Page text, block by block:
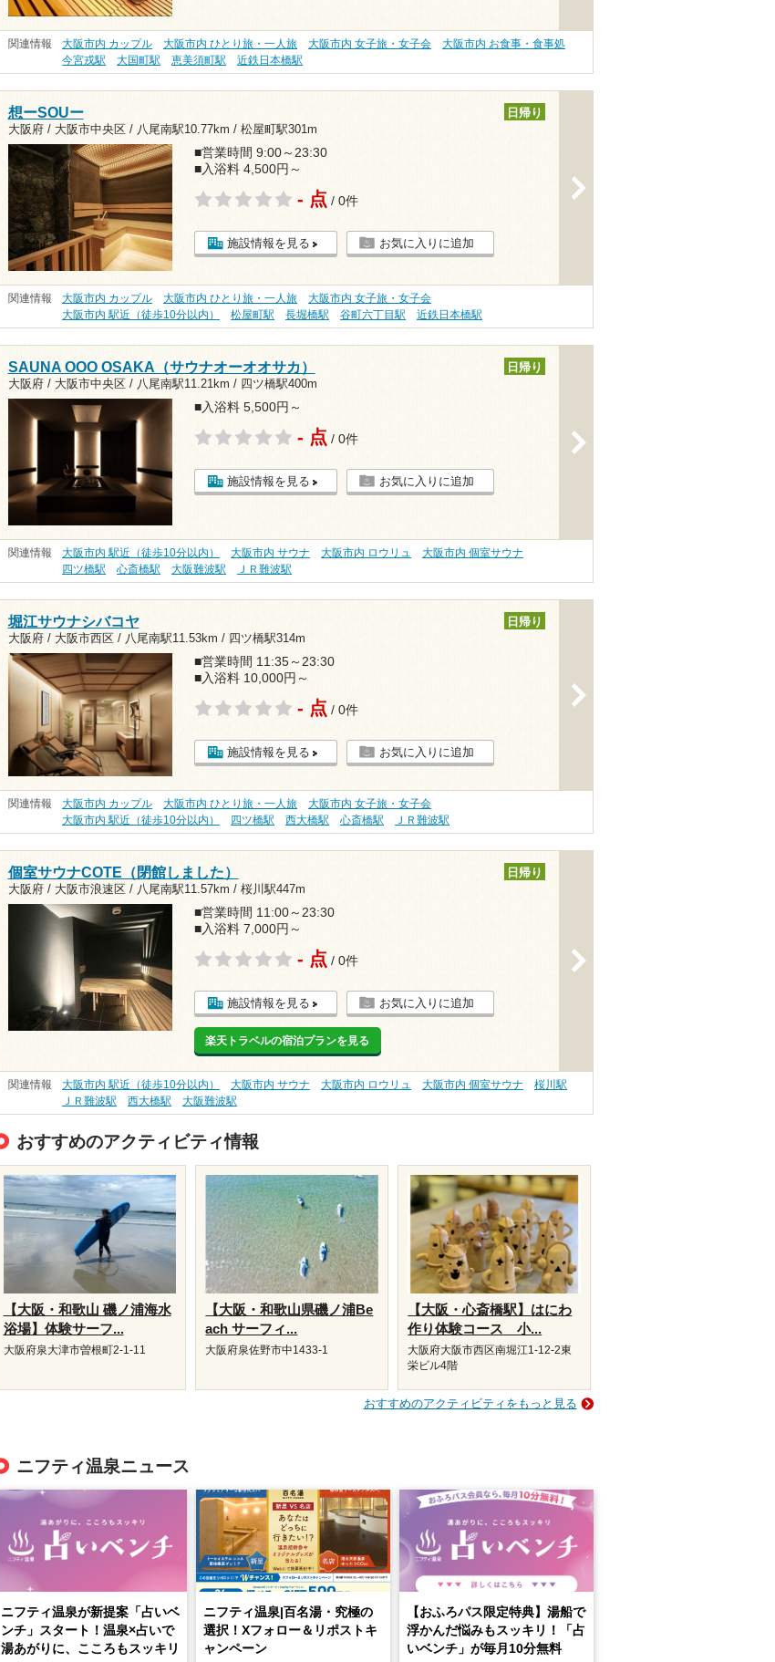
関連情報 大阪市内 カップル 大阪市内 ひとり旅・一人旅 大阪市内 女子旅・女子会
大阪市内 お食事・食事処
今宮戎駅
大国町駅 恵美須町駅 近鉄日本橋駅
想ーSOUー
大阪府 / 大阪市中央区 / 八尾南駅10.77km / 松屋町駅301m
日帰り
■営業時間 9:00～23:30
■入浴料 4,500円～
- 点 / 0件
施設情報を見る お気に入りに追加
関連情報 大阪市内 カップル 大阪市内 ひとり旅・一人旅
大阪市内 女子旅・女子会
大阪市内 駅近（徒歩10分以内）
松屋町駅 長堀橋駅 谷町六丁目駅 近鉄日本橋駅
SAUNA OOO OSAKA（サウナオーオオサカ）
大阪府 / 大阪市中央区 / 八尾南駅11.21km / 四ツ橋駅400m
日帰り
■入浴料 5,500円～
- 点 / 0件
施設情報を見る お気に入りに追加
関連情報 大阪市内 駅近（徒歩10分以内） 大阪市内 サウナ 大阪市内 ロウリュ
大阪市内 個室サウナ
四ツ橋駅
心斎橋駅 大阪難波駅 ＪＲ難波駅
堀江サウナシバコヤ
大阪府 / 大阪市西区 / 八尾南駅11.53km / 四ツ橋駅314m
日帰り
■営業時間 11:35～23:30
■入浴料 10,000円～
- 点 / 0件
施設情報を見る お気に入りに追加
関連情報 大阪市内 カップル 大阪市内 ひとり旅・一人旅
大阪市内 女子旅・女子会
大阪市内 駅近（徒歩10分以内）
四ツ橋駅 西大橋駅 心斎橋駅 ＪＲ難波駅
個室サウナCOTE（閉館しました）
大阪府 / 大阪市浪速区 / 八尾南駅11.57km / 桜川駅447m
日帰り
■営業時間 11:00～23:30
■入浴料 7,000円～
- 点 / 0件
施設情報を見る お気に入りに追加
楽天トラベルの宿泊プランを見る
関連情報 大阪市内 駅近（徒歩10分以内） 大阪市内 サウナ 大阪市内 ロウリュ 大阪市内 個室サウナ
桜川駅
ＪＲ難波駅
西大橋駅 大阪難波駅
おすすめのアクティビティ情報
【大阪・和歌山 磯ノ浦海水
浴場】体験サーフ...
大阪府泉大津市曽根町2-1-11
【大阪・和歌山県磯ノ浦Be
ach サーフィ...
大阪府泉佐野市中1433-1
【大阪・心斎橋駅】はにわ
作り体験コース 小...
大阪府大阪市西区南堀江1-12-2東
栄ビル4階
おすすめのアクティビティをもっと見る
ニフティ温泉ニュース
ニフティ温泉が新提案「占いベ
ンチ」スタート！温泉×占いで
湯あがりに、こころもスッキリ
ニフティ温泉|百名湯・究極の
選択！Xフォロー＆リポストキ
ャンペーン
【おふろパス限定特典】湯船で
浮かんだ悩みもスッキリ！「占
いベンチ」が毎月10分無料